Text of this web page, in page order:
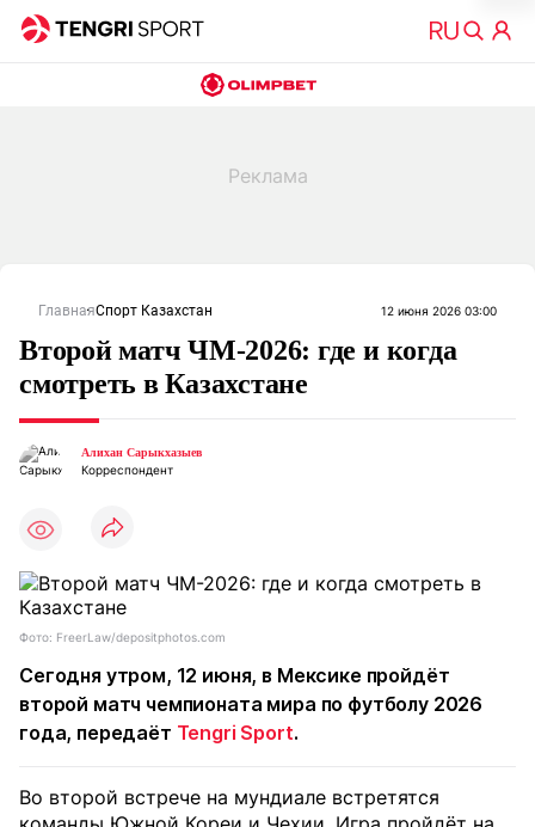
ГлавнаяСпорт Казахстан 12 июня 2026 03:00
Второй матч ЧМ-2026: где и когда
смотреть в Казахстане
Алихан Сарыкхазыев
Корреспондент
Фото: FreerLaw/depositphotos.com
Сегодня утром, 12 июня, в Мексике пройдёт
второй матч чемпионата мира по футболу 2026
года, передаёт Tengri Sport.
Во второй встрече на мундиале встретятся